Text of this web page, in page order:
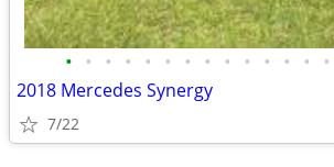
• • • • • • • • • • • • • •
2018 Mercedes Synergy
7/22